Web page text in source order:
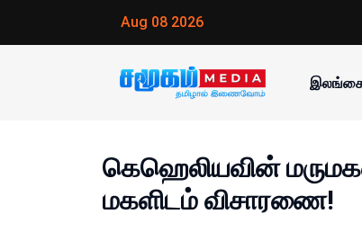
Aug 08 2026
கெஹெலியவின்
மகளிடம் விசாரணை!